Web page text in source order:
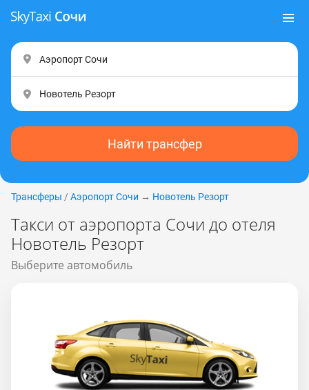
Найти трансфер
Трансферы / Аэропорт Сочи → Новотель Резорт
Такси от аэропорта Сочи до отеля
Новотель Резорт
Выберите автомобиль